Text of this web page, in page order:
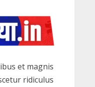
et magnis
ridiculus